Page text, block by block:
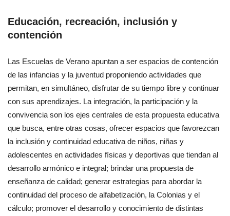
Educación, recreación, inclusión y
contención
Las Escuelas de Verano apuntan a ser espacios de contención
de las infancias y la juventud proponiendo actividades que
permitan, en simultáneo, disfrutar de su tiempo libre y continuar
con sus aprendizajes. La integración, la participación y la
convivencia son los ejes centrales de esta propuesta educativa
que busca, entre otras cosas, ofrecer espacios que favorezcan
la inclusión y continuidad educativa de niños, niñas y
adolescentes en actividades físicas y deportivas que tiendan al
desarrollo armónico e integral; brindar una propuesta de
enseñanza de calidad; generar estrategias para abordar la
continuidad del proceso de alfabetización, la Colonias y el
cálculo; promover el desarrollo y conocimiento de distintas